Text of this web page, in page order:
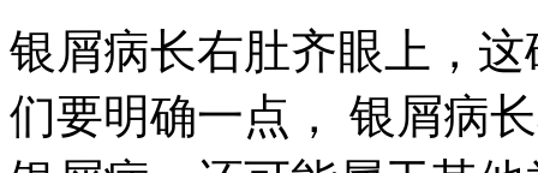
银屑病长右肚齐眼上，
们要明确一点， 银屑病